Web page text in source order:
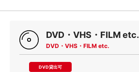
DVD・VHS・FILM etc.
DVD・VHS・FILM etc.
DVD貸出可